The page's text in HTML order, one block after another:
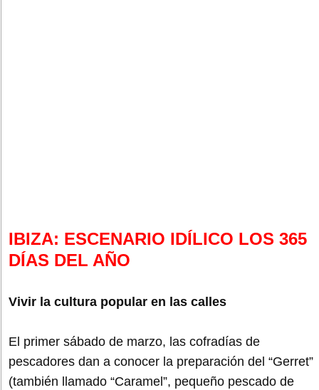
IBIZA: ESCENARIO IDÍLICO LOS 365
DÍAS DEL AÑO
Vivir la cultura popular en las calles
El primer sábado de marzo, las cofradías de
pescadores dan a conocer la preparación del “Gerret”
(también llamado “Caramel”, pequeño pescado de